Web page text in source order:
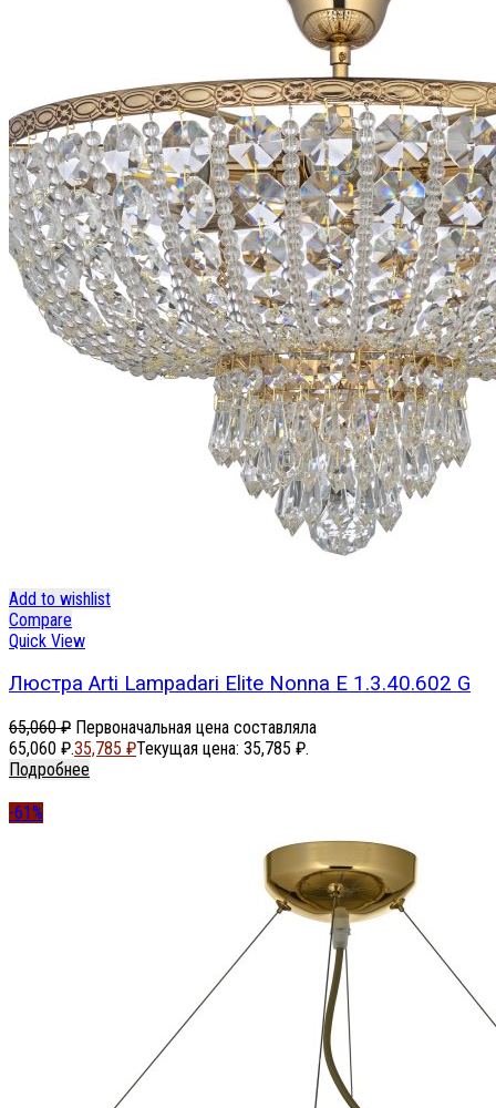
Add to wishlist
Compare
Quick View
Люстра Arti Lampadari Elite Nonna E 1.3.40.602 G
65,060₽ Первоначальная цена составляла
65,060 ₽.35,785 ₽Текущая цена: 35,785 ₽.
Подробнее
-61%